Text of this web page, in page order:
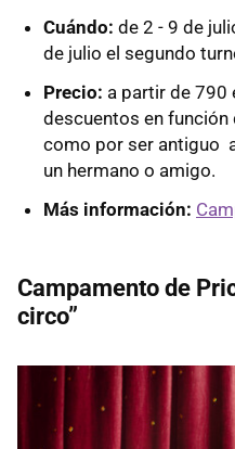
Cuándo: de 2 - 9 de
de julio el segundo
Precio: a partir de 790
descuentos en función
como por ser antiguo
un hermano o amigo.
Más información:
Campamento de
circo”